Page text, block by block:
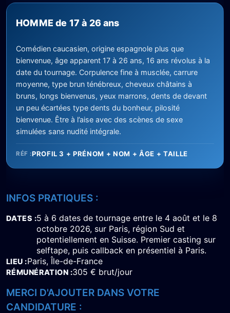
HOMME de 17 à 26 ans
Comédien caucasien, origine espagnole plus que
bienvenue, âge apparent 17 à 26 ans, 16 ans révolus à la
date du tournage. Corpulence fine à musclée, carrure
moyenne, type brun ténébreux, cheveux châtains à
bruns, longs bienvenus, yeux marrons, dents de devant
un peu écartées type dents du bonheur, pilosité
bienvenue. Être à l’aise avec des scènes de sexe
simulées sans nudité intégrale.
RÉF :PROFIL 3 + PRÉNOM + NOM + ÂGE + TAILLE
INFOS PRATIQUES :
DATES 5 à 6 dates de tournage entre le 4 août et le 8
octobre 2026, sur Paris, région Sud et
potentiellement en Suisse. Premier casting sur
selftape, puis callback en présentiel à Paris.
LIEU Paris, Île-de-France
RÉMUNÉRATION 305 € brut/jour
MERCI D'AJOUTER DANS VOTRE
CANDIDATURE :